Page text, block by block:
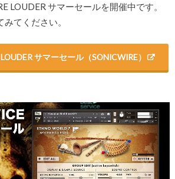
LOUDER サマーセールを開催中です。
てください。
サマーセール（SONICWIRE）